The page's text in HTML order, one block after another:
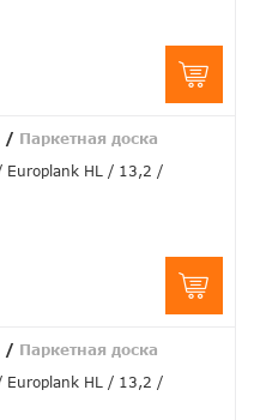
/ Паркетная доска
Europlank HL 13,2
/ Паркетная доска
Europlank HL 13,2